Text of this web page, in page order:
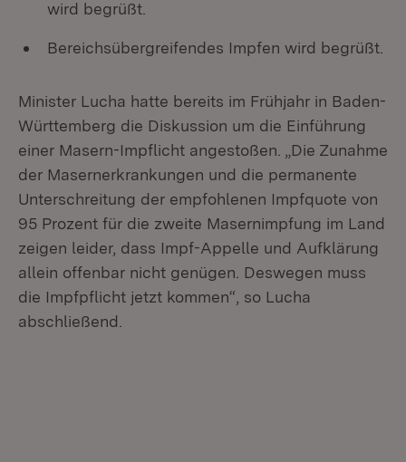
wird begrüßt.
Bereichsübergreifendes Impfen wird begrüßt.
Minister Lucha hatte bereits im Frühjahr in Baden-
Württemberg die Diskussion um die Einführung
einer Masern-Impflicht angestoßen. „Die Zunahme
der Masernerkrankungen und die permanente
Unterschreitung der empfohlenen Impfquote von
95 Prozent für die zweite Masernimpfung im Land
zeigen leider, dass Impf-Appelle und Aufklärung
allein offenbar nicht genügen. Deswegen muss
die Impfpflicht jetzt kommen“, so Lucha
abschließend.